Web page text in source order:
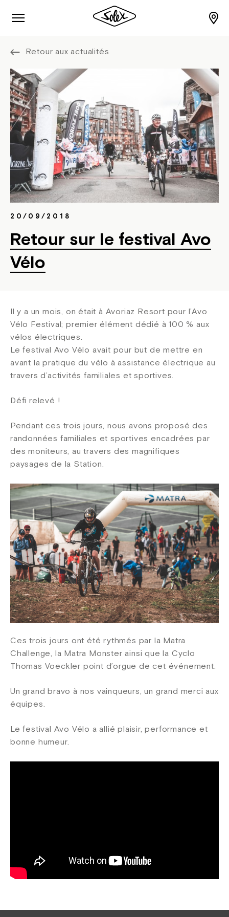
Retour aux actualités
20/09/2018
Retour sur le festival Avo
Vélo
Il y a un mois, on était à Avoriaz Resort pour l’Avo
Vélo Festival; premier élément dédié à 100 % aux
vélos électriques.
Le festival Avo Vélo avait pour but de mettre en
avant la pratique du vélo à assistance électrique au
travers d’activités familiales et sportives.
Défi relevé !
Pendant ces trois jours, nous avons proposé des
randonnées familiales et sportives encadrées par
des moniteurs, au travers des magnifiques
paysages de la Station.
Ces trois jours ont été rythmés par la Matra
Challenge, la Matra Monster ainsi que la Cyclo
Thomas Voeckler point d’orgue de cet événement.
Un grand bravo à nos vainqueurs, un grand merci aux
équipes.
Le festival Avo Vélo a allié plaisir, performance et
bonne humeur.